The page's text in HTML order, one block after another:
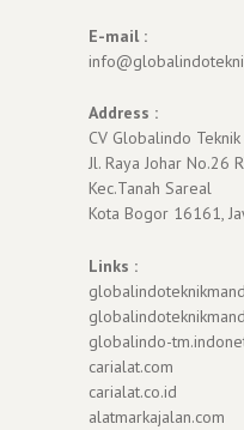
E-mail :
Address :
CV Globalindo
Jl. Raya Johar No.26
Kec.Tanah Sareal
Kota Bogor 16161,
Links :
globalindo-
carialat.com
carialat.co.id
alatmarkajalan.com